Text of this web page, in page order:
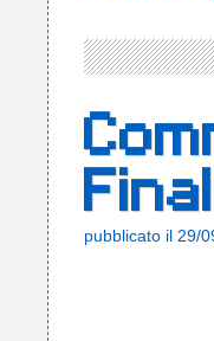
pubblicato il 29/